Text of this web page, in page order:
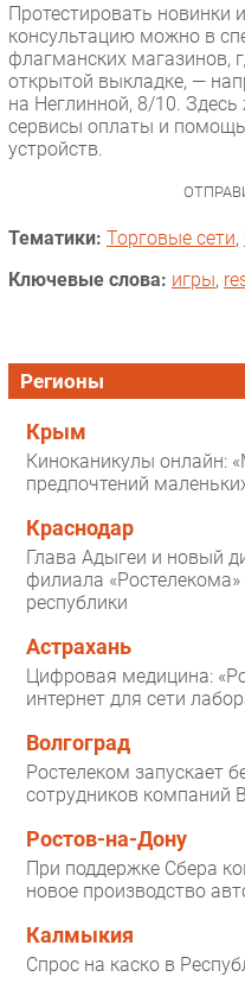
Протестировать новинки
консультацию можно в
флагманских магазинов,
открытой выкладке, —
на Неглинной, 8/10.
сервисы оплаты и
устройств.
Тематики: Торговые сети,
Ключевые слова: игры,
Регионы
Крым
Киноканикулы онлайн:
предпочтений
Краснодар
Глава Адыгеи и новый
филиала
республики
Астрахань
Цифровая медицина:
интернет для сети
Волгоград
Ростелеком запускает
сотрудников компаний
Ростов-на-Дону
При поддержке Сбера
новое производство
Калмыкия
Спрос на каско в